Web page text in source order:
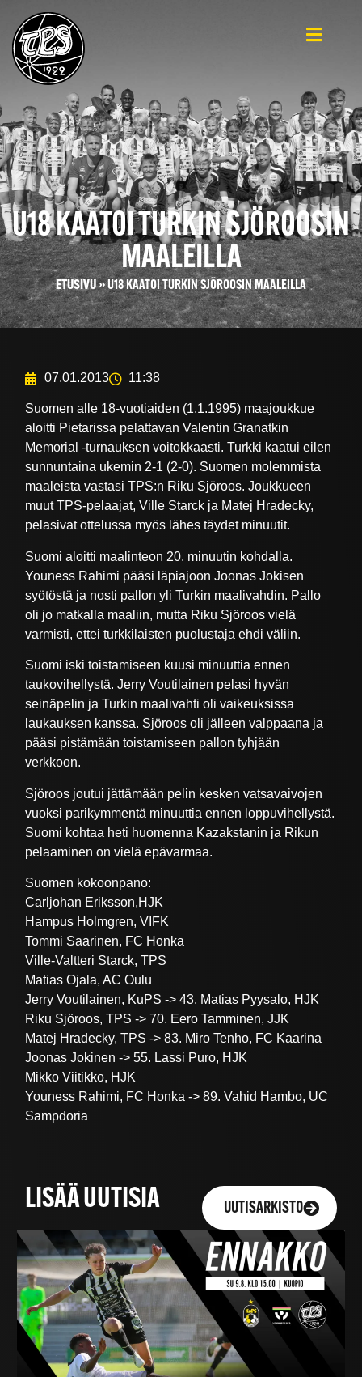
U18 KAATOI TURKIN SJÖROOSIN
MAALEILLA
ETUSIVU»U18 KAATOI TURKIN SJÖROOSIN MAALEILLA
07.01.2013 11:38
Suomen alle 18-vuotiaiden (1.1.1995) maajoukkue
aloitti Pietarissa pelattavan Valentin Granatkin
Memorial -turnauksen voitokkaasti. Turkki kaatui eilen
sunnuntaina ukemin 2-1 (2-0). Suomen molemmista
maaleista vastasi TPS:n Riku Sjöroos. Joukkueen
muut TPS-pelaajat, Ville Starck ja Matej Hradecky,
pelasivat ottelussa myös lähes täydet minuutit.
Suomi aloitti maalinteon 20. minuutin kohdalla.
Youness Rahimi pääsi läpiajoon Joonas Jokisen
syötöstä ja nosti pallon yli Turkin maalivahdin. Pallo
oli jo matkalla maaliin, mutta Riku Sjöroos vielä
varmisti, ettei turkkilaisten puolustaja ehdi väliin.
Suomi iski toistamiseen kuusi minuuttia ennen
taukovihellystä. Jerry Voutilainen pelasi hyvän
seinäpelin ja Turkin maalivahti oli vaikeuksissa
laukauksen kanssa. Sjöroos oli jälleen valppaana ja
pääsi pistämään toistamiseen pallon tyhjään
verkkoon.
Sjöroos joutui jättämään pelin kesken vatsavaivojen
vuoksi parikymmentä minuuttia ennen loppuvihellystä.
Suomi kohtaa heti huomenna Kazakstanin ja Rikun
pelaaminen on vielä epävarmaa.
Suomen kokoonpano:
Carljohan Eriksson,HJK
Hampus Holmgren, VIFK
Tommi Saarinen, FC Honka
Ville-Valtteri Starck, TPS
Matias Ojala, AC Oulu
Jerry Voutilainen, KuPS -> 43. Matias Pyysalo, HJK
Riku Sjöroos, TPS -> 70. Eero Tamminen, JJK
Matej Hradecky, TPS -> 83. Miro Tenho, FC Kaarina
Joonas Jokinen -> 55. Lassi Puro, HJK
Mikko Viitikko, HJK
Youness Rahimi, FC Honka -> 89. Vahid Hambo, UC
Sampdoria
LISÄÄ UUTISIA UUTISARKISTO